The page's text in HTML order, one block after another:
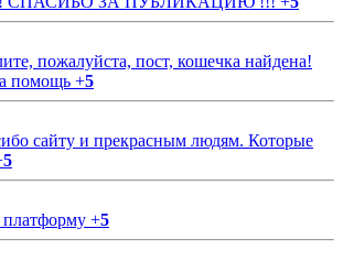
пожалуйста, пост, кошечка найдена!
помощь +5
сайту и прекрасным людям. Которые
5
+5